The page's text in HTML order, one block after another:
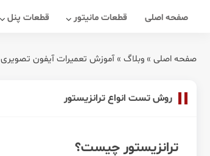
صفحه اصلی قطعات مانیتور قطعات پنل
صفحه اصلی » وبلاگ » آموزش تعمیرات آیفون تصویری
روش تست انواع ترانزیستور
ترانزیستور چیست؟